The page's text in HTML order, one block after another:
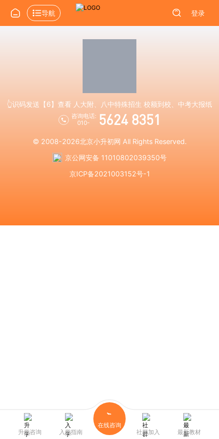
导航 登录
👆识码发送【6】查看 人大附、八中特殊招生 校额到校、中考大报纸
咨询电话:
010-
5624 8351
© 2008-2026北京小升初网 All Rights Reserved.
京公网安备 11010802039350号
京ICP备2021003152号-1
升学咨询 入学指南
在线咨询
社群加入
最新教材